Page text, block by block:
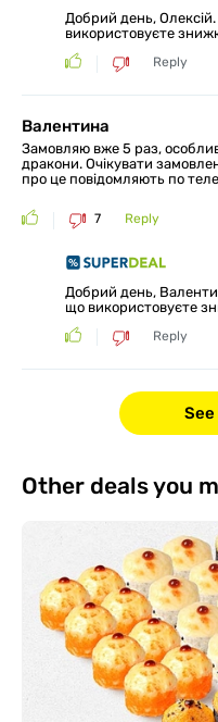
Добрий день,
використовуєте
Reply
Валентина
Замовляю вже 5 раз,
дракони. Очікувати
про це повідомляють по
7 Reply
Добрий день,
що використовуєте
Reply
Other deals you